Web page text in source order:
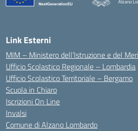
Alzano
Link Esterni
MIM – Ministero dell’Istruzione e del
Ufficio Scolastico Regionale – Lombardia
Ufficio Scolastico Territoriale – Bergamo
Scuola in Chiaro
Iscrizioni On Line
Invalsi
Comune di Alzano Lombardo